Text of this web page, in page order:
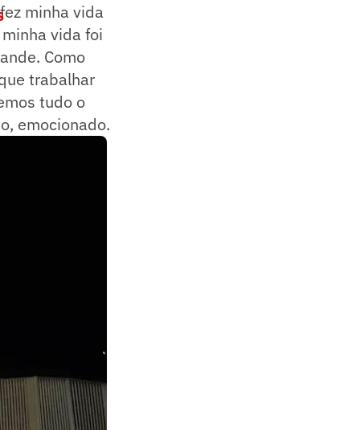
minha vida
vida foi
Como
trabalhar
tudo o
emocionado.